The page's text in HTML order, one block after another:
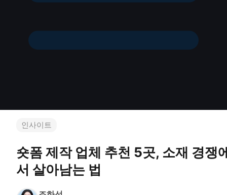
인사이트
숏폼 제작 업체 추천 5곳, 소재 경쟁
서 살아남는 법